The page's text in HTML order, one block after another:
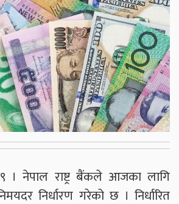
। नेपाल राष्ट्र बैंकले आजका लागि
निर्धारण गरेको छ । निर्धारित